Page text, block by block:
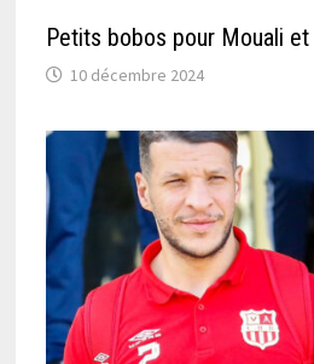
Petits bobos pour Mouali
10 décembre 2024